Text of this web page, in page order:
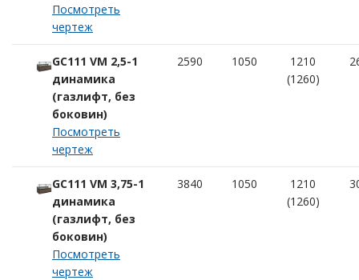
Посмотреть
чертеж
GC111 VM 2,5-1
динамика
(газлифт, без
боковин)
Посмотреть
чертеж
2590 1050
1210
(1260)
GC111 VM 3,75-1
динамика
(газлифт, без
боковин)
Посмотреть
чертеж
3840 1050
1210
(1260)